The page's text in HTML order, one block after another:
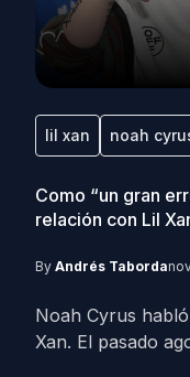
lil xan noah
Como “un gran
relación con Lil
By Andrés Taborda
Noah Cyrus
Xan. El pasado